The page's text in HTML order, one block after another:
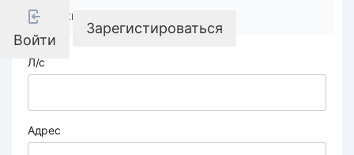
Войти
Зарегистироваться
Реквизиты компании
Л/с
Адрес